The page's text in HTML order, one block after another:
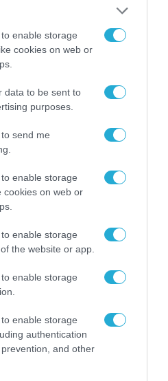
enable storage
cookies on web or
data to be sent to
purposes.
send me
enable storage
cookies on web or
enable storage
the website or app.
enable storage
enable storage
authentication
and other
τον
τον ΣΚΑΪ – Ο λόγος της
πεζοδρόμια» στην
παράνομα
χώρους